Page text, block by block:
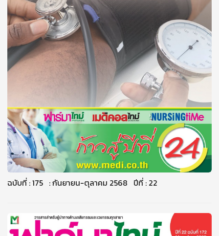
ฉบับที่ : 175 : กันยายน-ตุลาคม 2568 ปีที่ : 22